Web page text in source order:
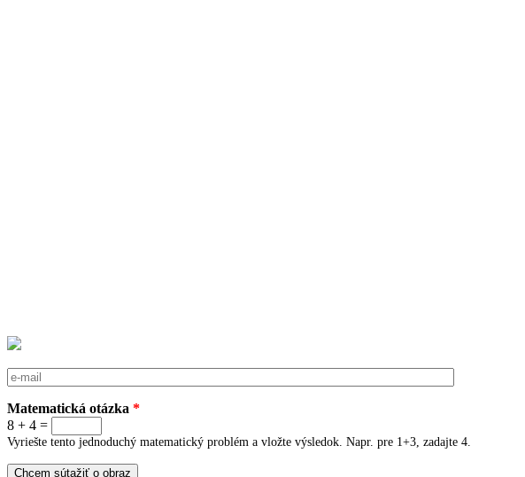
E-mail
Matematická otázka *
8 + 4 =
Vyriešte tento jednoduchý matematický problém a vložte výsledok. Napr. pre 1+3, zadajte 4.